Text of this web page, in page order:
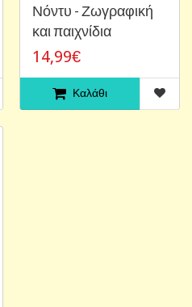
Νόντυ - Ζωγραφική
και παιχνίδια
14,99€
Καλάθι